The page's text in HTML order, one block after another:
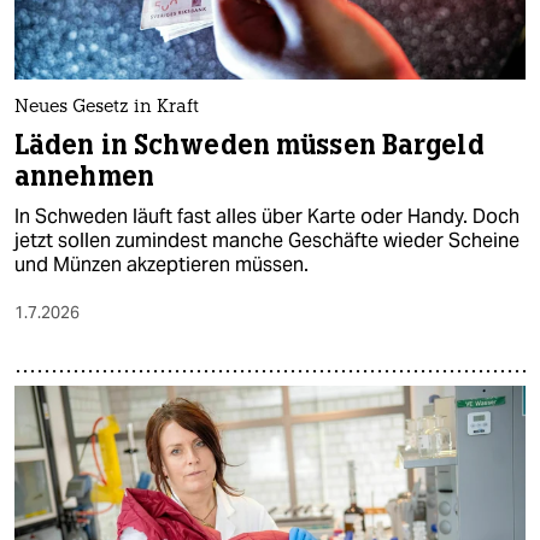
Neues Gesetz in Kraft
Läden in Schweden müssen Bargeld
annehmen
In Schweden läuft fast alles über Karte oder Handy. Doch
jetzt sollen zumindest manche Geschäfte wieder Scheine
und Münzen akzeptieren müssen.
1.7.2026